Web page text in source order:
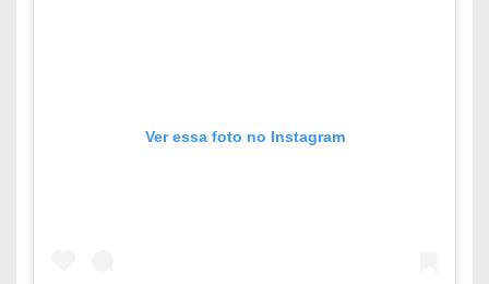
Ver essa foto no Instagram